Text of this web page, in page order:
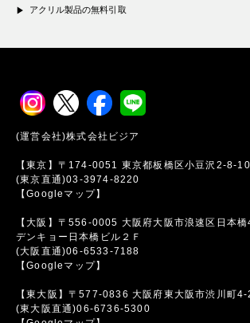
アクリル製品の無料引取
(運営会社)株式会社ビジア
【東京】〒174-0051 東京都板橋区小豆沢2-8-
(東京直通)03-3974-8220
【Googleマップ】
【大阪】〒556-0005 大阪府大阪市浪速区日本
デンキョー日本橋ビル２Ｆ
(大阪直通)06-6533-7188
【Googleマップ】
【東大阪】〒577-0836 大阪府東大阪市渋川町
(東大阪直通)06-6736-5300